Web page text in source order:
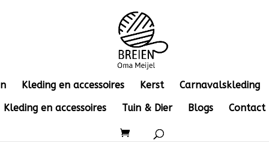
Kleding en accessoires Kerst
Carnavalskleding
Kleding en accessoires
Tuin & Dier Blogs Contact